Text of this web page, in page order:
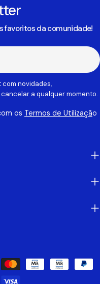
favoritos da comunidade!
novidades,
a qualquer momento.
os Termos de Utilização